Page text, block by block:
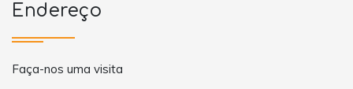
Endereço
Faça-nos uma visita